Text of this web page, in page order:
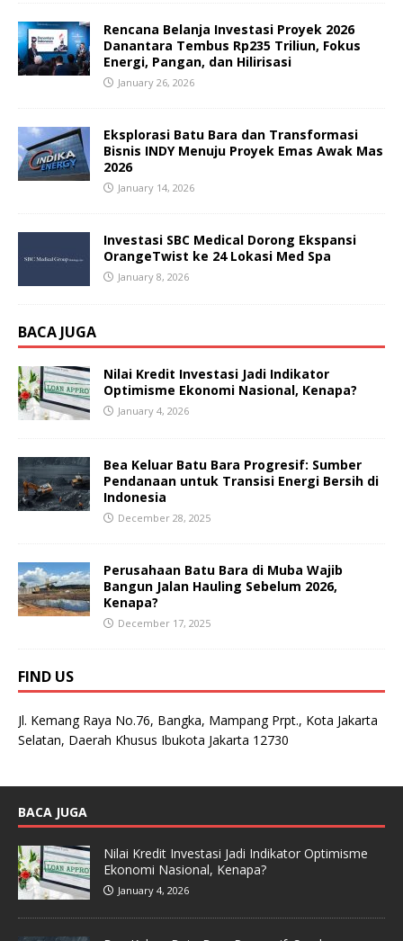
Rencana Belanja Investasi Proyek 2026
Danantara Tembus Rp235 Triliun, Fokus
Energi, Pangan, dan Hilirisasi
January 26, 2026
Eksplorasi Batu Bara dan Transformasi
Bisnis INDY Menuju Proyek Emas Awak Mas
2026
January 14, 2026
Investasi SBC Medical Dorong Ekspansi
OrangeTwist ke 24 Lokasi Med Spa
January 8, 2026
BACA JUGA
Nilai Kredit Investasi Jadi Indikator
Optimisme Ekonomi Nasional, Kenapa?
January 4, 2026
Bea Keluar Batu Bara Progresif: Sumber
Pendanaan untuk Transisi Energi Bersih di
Indonesia
December 28, 2025
Perusahaan Batu Bara di Muba Wajib
Bangun Jalan Hauling Sebelum 2026,
Kenapa?
December 17, 2025
FIND US
Jl. Kemang Raya No.76, Bangka, Mampang Prpt., Kota Jakarta
Selatan, Daerah Khusus Ibukota Jakarta 12730
BACA JUGA
Nilai Kredit Investasi Jadi Indikator Optimisme
Ekonomi Nasional, Kenapa?
January 4, 2026